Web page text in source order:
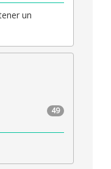
un
49